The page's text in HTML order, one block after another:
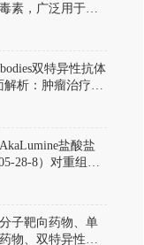
素，广泛用于构
在，可触发线粒
凋亡。其经典应
毁中脑黑质致密
元，从而可靠模
心病理与行为表
双特异性抗体
解析：肿瘤治疗的
盐酸盐
28-8）对重组萤
μM；其近红外
异的组织穿透能
像信噪比，从而
子靶向药物、单
物、双特异性抗